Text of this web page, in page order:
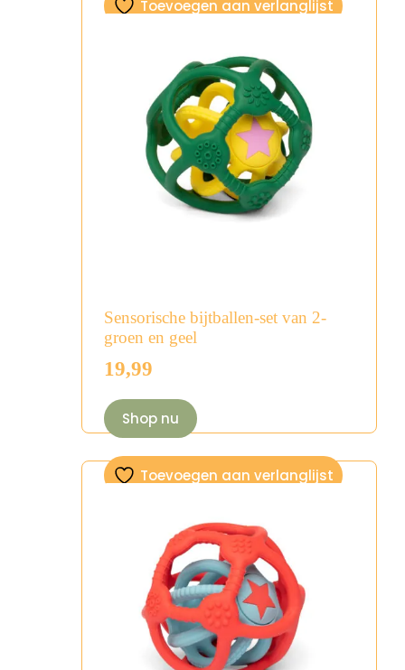
Toevoegen aan verlanglijst
Sensorische bijtballen-set van 2-
groen en geel
19,99
Shop nu
Toevoegen aan verlanglijst